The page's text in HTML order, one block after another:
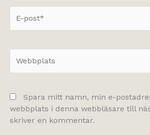
post*
Spara mitt namn, min e-
webbplats i denna webbläsare till
skriver en kommentar.